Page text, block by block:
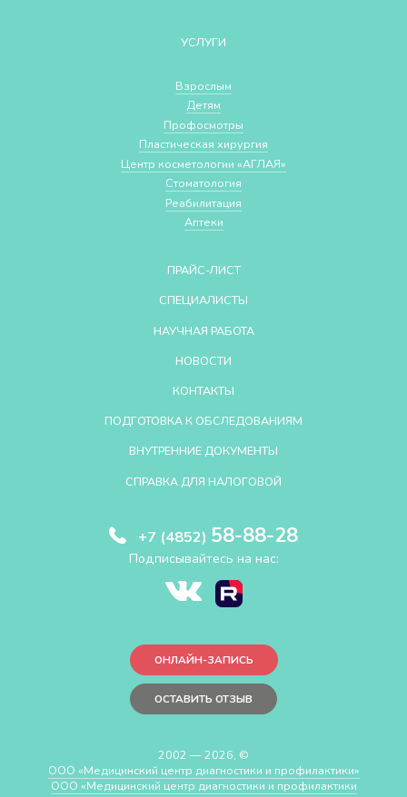
УСЛУГИ
Взрослым
Детям
Профосмотры
Пластическая хирургия
Центр косметологии «АГЛАЯ»
Стоматология
Реабилитация
Аптеки
ПРАЙС-ЛИСТ
СПЕЦИАЛИСТЫ
НАУЧНАЯ РАБОТА
НОВОСТИ
КОНТАКТЫ
ПОДГОТОВКА К ОБСЛЕДОВАНИЯМ
ВНУТРЕННИЕ ДОКУМЕНТЫ
СПРАВКА ДЛЯ НАЛОГОВОЙ
+7 (4852) 58-88-28
Подписывайтесь на нас:
ОНЛАЙН-ЗАПИСЬ
ОСТАВИТЬ ОТЗЫВ
2002 — 2026, ©
ООО «Медицинский центр диагностики и профилактики»
ООО «Медицинский центр диагностики и профилактики